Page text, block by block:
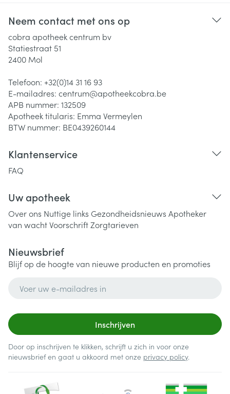
Neem contact met ons op
cobra apotheek centrum bv
Statiestraat 51
2400 Mol
Telefoon: +32(0)14 31 16 93
E-mailadres: centrum@apotheekcobra.be
APB nummer: 132509
Apotheek titularis: Emma Vermeylen
BTW nummer: BE0439260144
Klantenservice
FAQ
Uw apotheek
Over ons Nuttige links Gezondheidsnieuws Apotheker
van wachtVoorschriftZorgtarieven
Nieuwsbrief
Blijf op de hoogte van nieuwe producten en promoties
Inschrijven
Door op inschrijven te klikken, schrijft u zich in voor onze
nieuwsbrief en gaat u akkoord met onze privacy policy.